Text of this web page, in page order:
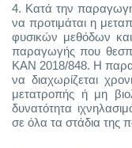
4. Κατά την παραγωγή
να προτιμάται η
φυσικών μεθόδων
παραγωγής που
ΚΑΝ 2018/848. Η
να διαχωρίζεται
μετατροπής ή μη
δυνατότητα
σε όλα τα στάδια της